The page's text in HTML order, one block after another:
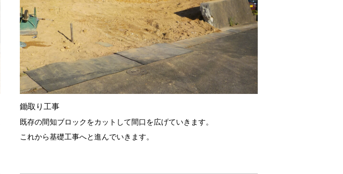
鋤取り工事
既存の間知ブロックをカットして間口を広げていきます。
これから基礎工事へと進んでいきます。